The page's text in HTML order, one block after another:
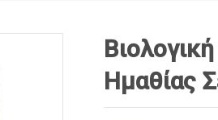
Ημαθίας